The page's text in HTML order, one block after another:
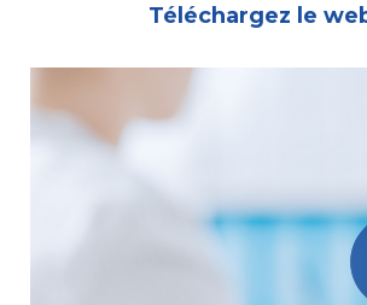
Téléchargez le